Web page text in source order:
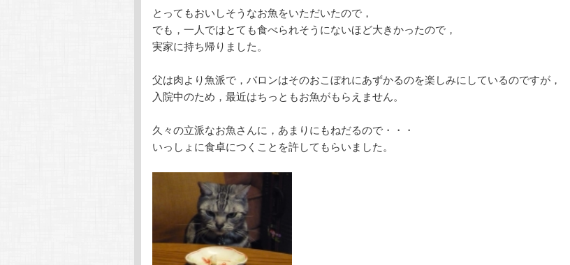
テ
ン
ツ
移
ン
ツ
へ
動
とってもおいしそうなお魚をいただいたので，
でも，一人ではとても食べられそうにないほど大きかったので，
実家に持ち帰りました。
父は肉より魚派で，バロンはそのおこぼれにあずかるのを楽しみにしているのですが，
入院中のため，最近はちっともお魚がもらえません。
久々の立派なお魚さんに，あまりにもねだるので・・・
いっしょに食卓につくことを許してもらいました。